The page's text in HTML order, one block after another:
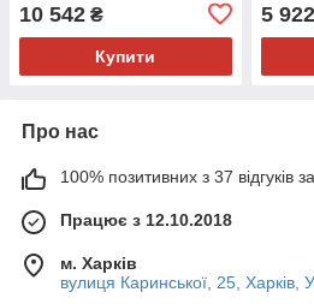
4214 EBLR-2 чорний
10 542 ₴
Купити
5 922
Про нас
100% позитивних з 37 відгуків
Працює з 12.10.2018
м. Харків
вулиця Каринської, 25, Харків,